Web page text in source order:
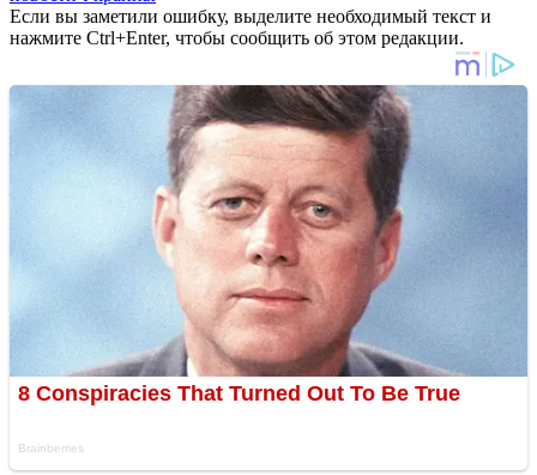
Если вы заметили ошибку, выделите необходимый текст и
нажмите Ctrl+Enter, чтобы сообщить об этом редакции.